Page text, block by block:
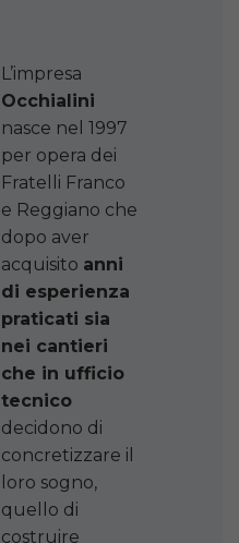
L’impresa
Occhialini
nasce nel 1997
per opera dei
Fratelli Franco
e Reggiano che
dopo aver
acquisito anni
di esperienza
praticati sia
nei cantieri
che in ufficio
tecnico
decidono di
concretizzare il
loro sogno,
quello di
costruire